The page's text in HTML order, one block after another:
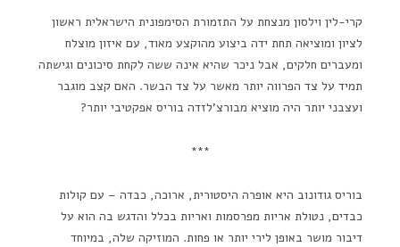
קרי-לין וילסון מנצחת על התזמורת הסימפונית הישראלית ראשון
לציון ומוציאה תחת ידה ביצוע מהוקצע מאוד, עם איזון מוצלח
ומעברים חלקים, אבל ניכר שהיא אינה ששה לקחת סיכונים וגישתה
תמיד על צד הפרווה יותר מאשר על צד הבשר. האם קצב מוגבר
ועצבני יותר היה מוציא מבורצ'לזדה בוריס אפקטיבי יותר?
***
בוריס גודונוב היא אופרה היסטורית, ארוכה, כבדה – עם קולות
כבדים, נטולת אריות מפרסמות ואריות בכלל והדגש בה הוא על
דיבור מושר באופן לירי יותר או פחות. המוזיקה שלה, במיוחד